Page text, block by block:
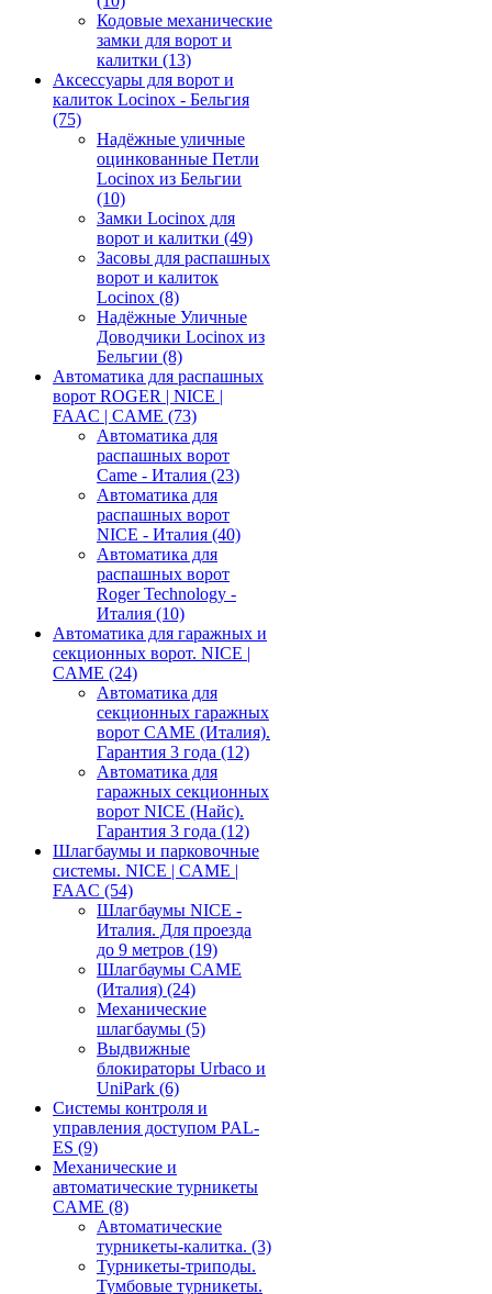
Кодовые механические
замки для ворот и
калитки (13)
Аксессуары для ворот и
калиток Locinox - Бельгия
(75)
Надёжные уличные
оцинкованные Петли
Locinox из Бельгии
(10)
Замки Locinox для
ворот и калитки (49)
Засовы для распашных
ворот и калиток
Locinox (8)
Надёжные Уличные
Доводчики Locinox из
Бельгии (8)
Автоматика для распашных
ворот ROGER | NICE |
FAAC | CAME (73)
Автоматика для
распашных ворот
Came - Италия (23)
Автоматика для
распашных ворот
NICE - Италия (40)
Автоматика для
распашных ворот
Roger Technology -
Италия (10)
Автоматика для гаражных и
секционных ворот. NICE |
CAME (24)
Автоматика для
секционных гаражных
ворот CAME (Италия).
Гарантия 3 года (12)
Автоматика для
гаражных секционных
ворот NICE (Найс).
Гарантия 3 года (12)
Шлагбаумы и парковочные
системы. NICE | CAME |
FAAC (54)
Шлагбаумы NICE -
Италия. Для проезда
до 9 метров (19)
Шлагбаумы CAME
(Италия) (24)
Механические
шлагбаумы (5)
Выдвижные
блокираторы Urbaco и
UniPark (6)
Системы контроля и
управления доступом PAL-
ES (9)
Механические и
автоматические турникеты
CAME (8)
Автоматические
турникеты-калитка. (3)
Турникеты-триподы.
Тумбовые турникеты.